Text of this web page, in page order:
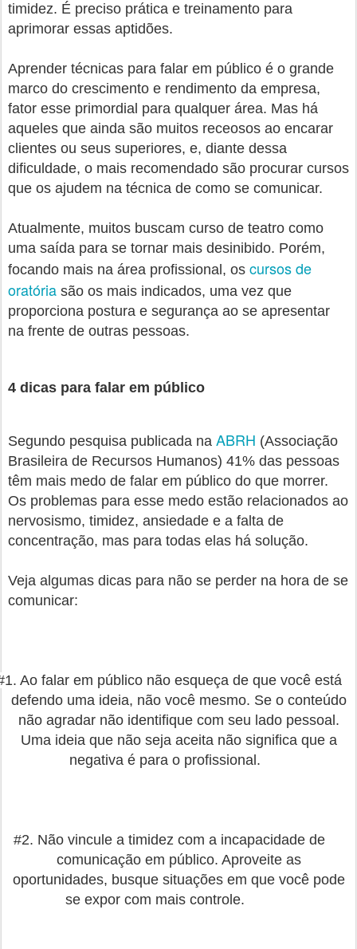
timidez. É preciso prática e treinamento para
aprimorar essas aptidões.
Aprender técnicas para falar em público é o grande
marco do crescimento e rendimento da empresa,
fator esse primordial para qualquer área. Mas há
aqueles que ainda são muitos receosos ao encarar
clientes ou seus superiores, e, diante dessa
dificuldade, o mais recomendado são procurar cursos
que os ajudem na técnica de como se comunicar.
Atualmente, muitos buscam curso de teatro como
uma saída para se tornar mais desinibido. Porém,
focando mais na área profissional, os cursos de
oratória são os mais indicados, uma vez que
proporciona postura e segurança ao se apresentar
na frente de outras pessoas.
4 dicas para falar em público
Segundo pesquisa publicada na ABRH (Associação
Brasileira de Recursos Humanos) 41% das pessoas
têm mais medo de falar em público do que morrer.
Os problemas para esse medo estão relacionados ao
nervosismo, timidez, ansiedade e a falta de
concentração, mas para todas elas há solução.
Veja algumas dicas para não se perder na hora de se
comunicar:
Ao falar em público não esqueça de que você está
defendo uma ideia, não você mesmo. Se o conteúdo
não agradar não identifique com seu lado pessoal.
Uma ideia que não seja aceita não significa que a
negativa é para o profissional.
#2. Não vincule a timidez com a incapacidade de
comunicação em público. Aproveite as
oportunidades, busque situações em que você pode
se expor com mais controle.